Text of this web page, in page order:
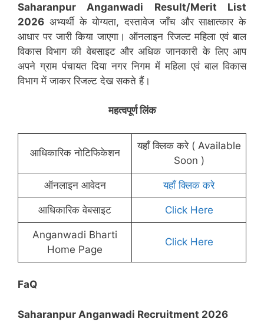
Saharanpur Anganwadi Result/Merit List
2026 अभ्यर्थी के योग्यता, दस्तावेज जाँच और साक्षात्कार के
आधार पर जारी किया जाएगा। ऑनलाइन रिजल्ट महिला एवं बाल
विकास विभाग की वेबसाइट और अधिक जानकारी के लिए आप
अपने ग्राम पंचायत दिया नगर निगम में महिला एवं बाल विकास
विभाग में जाकर रिजल्ट देख सकते हैं।
महत्वपूर्ण लिंक
आधिकारिक नोटिफिकेशन
यहाँ क्लिक करे ( Available
Soon )
ऑनलाइन आवेदन यहाँ क्लिक करे
आधिकारिक वेबसाइट Click Here
Anganwadi Bharti
Home Page
Click Here
FaQ
Saharanpur Anganwadi Recruitment 2026